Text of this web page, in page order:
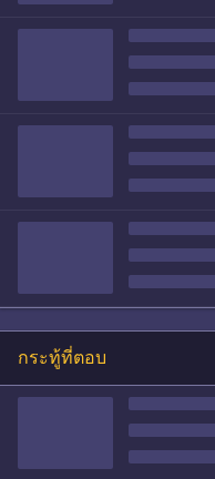
กระทู้ที่ตอบ